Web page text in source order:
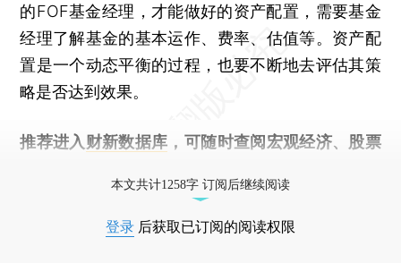
的FOF基金经理，才能做好的资产配置，需要基金
经理了解基金的基本运作、费率、估值等。资产配
置是一个动态平衡的过程，也要不断地去评估其策
略是否达到效果。
推荐进入 财新数据库 ，可随时查阅宏观经济、股票
本文共计1258字 订阅后继续阅读
登录 后获取已订阅的阅读权限